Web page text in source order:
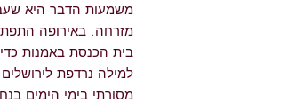
משמעות הדבר היא
מזרחה. באירופה
בית הכנסת באמנות
למילה נרדפת
מסורתי בימי הימים